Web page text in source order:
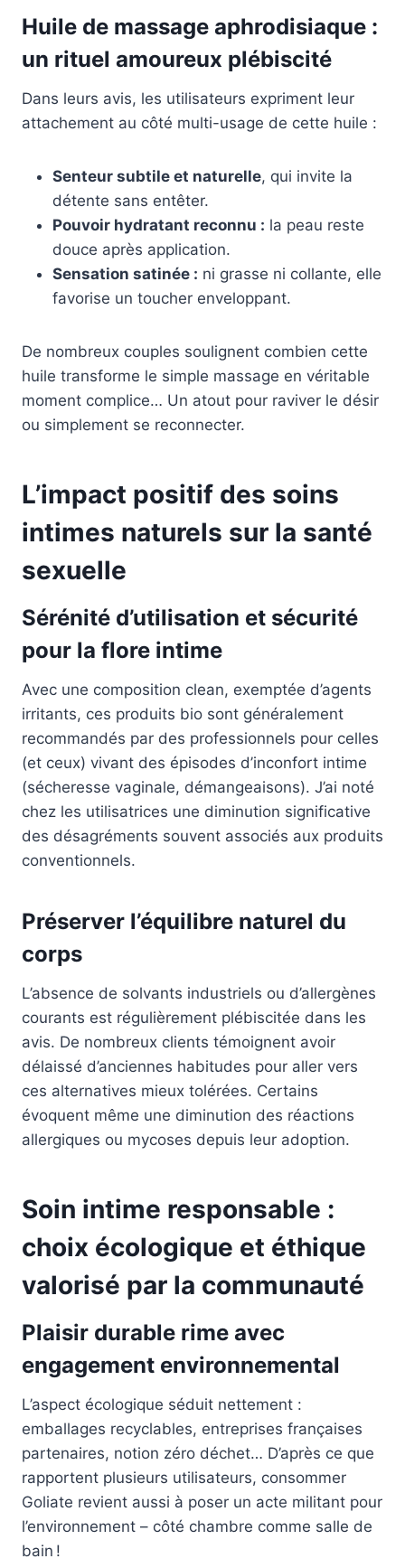
Huile de massage aphrodisiaque :
un rituel amoureux plébiscité
Dans leurs avis, les utilisateurs expriment leur
attachement au côté multi-usage de cette huile :
Senteur subtile et naturelle, qui invite la
détente sans entêter.
Pouvoir hydratant reconnu : la peau reste
douce après application.
Sensation satinée : ni grasse ni collante, elle
favorise un toucher enveloppant.
De nombreux couples soulignent combien cette
huile transforme le simple massage en véritable
moment complice… Un atout pour raviver le désir
ou simplement se reconnecter.
L’impact positif des soins
intimes naturels sur la santé
sexuelle
Sérénité d’utilisation et sécurité
pour la flore intime
Avec une composition clean, exemptée d’agents
irritants, ces produits bio sont généralement
recommandés par des professionnels pour celles
(et ceux) vivant des épisodes d’inconfort intime
(sécheresse vaginale, démangeaisons). J’ai noté
chez les utilisatrices une diminution significative
des désagréments souvent associés aux produits
conventionnels.
Préserver l’équilibre naturel du
corps
L’absence de solvants industriels ou d’allergènes
courants est régulièrement plébiscitée dans les
avis. De nombreux clients témoignent avoir
délaissé d’anciennes habitudes pour aller vers
ces alternatives mieux tolérées. Certains
évoquent même une diminution des réactions
allergiques ou mycoses depuis leur adoption.
Soin intime responsable :
choix écologique et éthique
valorisé par la communauté
Plaisir durable rime avec
engagement environnemental
L’aspect écologique séduit nettement :
emballages recyclables, entreprises françaises
partenaires, notion zéro déchet… D’après ce que
rapportent plusieurs utilisateurs, consommer
Goliate revient aussi à poser un acte militant pour
l’environnement – côté chambre comme salle de
bain !